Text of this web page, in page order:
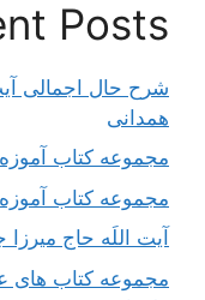
Posts
شرح حال اجمالی
همدانی
مجموعه کتاب
مجموعه کتاب
آیت اللَه حاج
مجموعه کتاب های